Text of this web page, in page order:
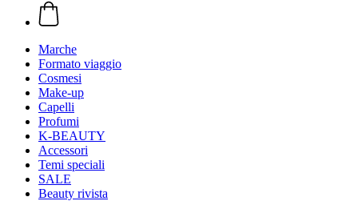
Marche
Formato viaggio
Cosmesi
Make-up
Capelli
Profumi
K-BEAUTY
Accessori
Temi speciali
SALE
Beauty rivista